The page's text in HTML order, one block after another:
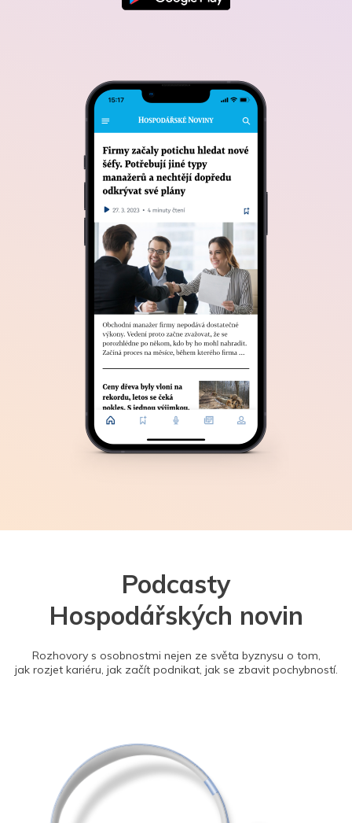
Podcasty
Hospodářských novin
Rozhovory s osobnostmi nejen ze světa byznysu o tom,
jak rozjet kariéru, jak začít podnikat, jak se zbavit pochybností.